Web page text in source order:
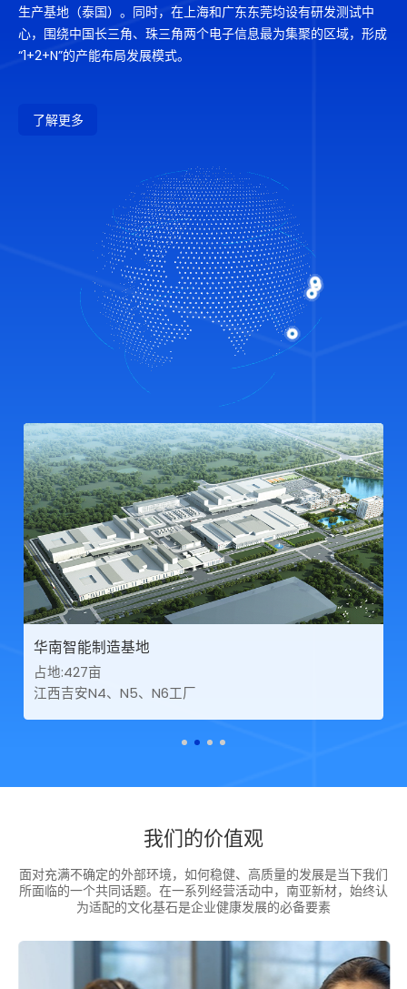
生产基地（泰国）。同时，在上海和广东东莞均设有研发测试中
心，围绕中国长三角、珠三角两个电子信息最为集聚的区域，形成
“1+2+N”的产能布局发展模式。
了解更多
华南智能制造基地
占地:427亩
江西吉安N4、N5、N6工厂
我们的价值观
面对充满不确定的外部环境，如何稳健、高质量的发展是当下我们
所面临的一个共同话题。在一系列经营活动中，南亚新材，始终认
为适配的文化基石是企业健康发展的必备要素